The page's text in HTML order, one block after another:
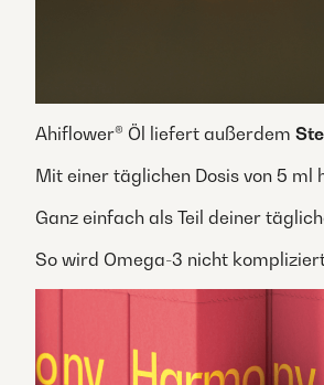
Ahiflower® Öl liefert außerdem
Mit einer täglichen Dosis von 5
Ganz einfach als Teil deiner
So wird Omega-3 nicht